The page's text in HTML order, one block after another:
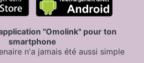
"Omolink" pour ton
smartphone
n'a jamais été aussi simple